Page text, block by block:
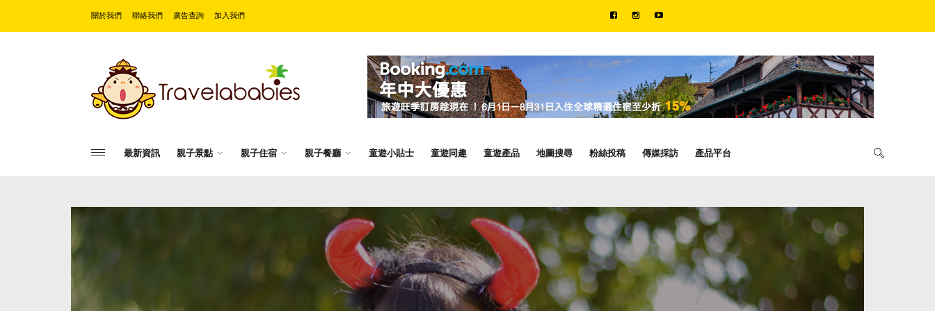
關於我們 聯絡我們 廣告查詢 加入我們
最新資訊 親子景點 親子住宿 親子餐廳 童遊小貼士 童遊同趣 童遊產品 地圖搜尋 粉絲投稿 傳媒採訪 產品平台